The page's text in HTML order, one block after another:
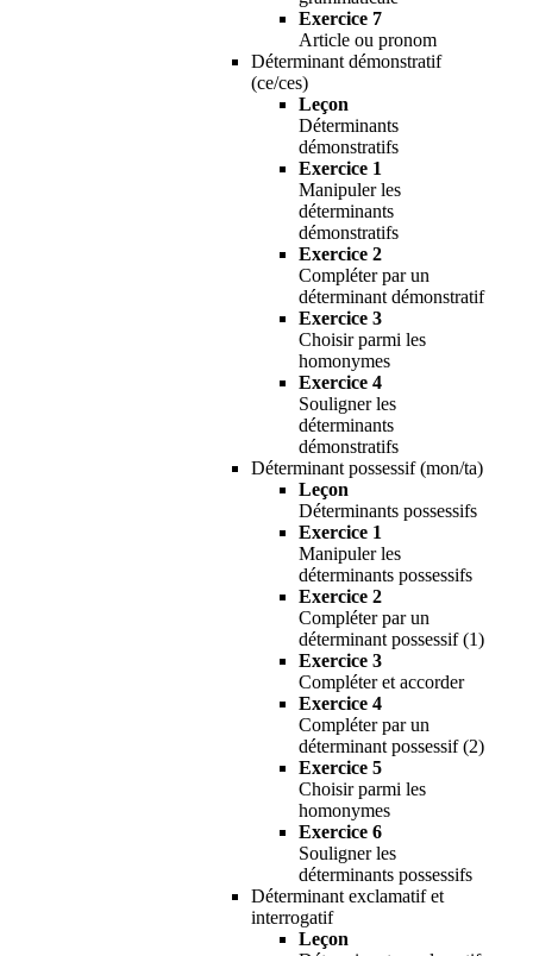
Exercice 7
Article ou pronom
Déterminant démonstratif
(ce/ces)
Leçon
Déterminants
démonstratifs
Exercice 1
Manipuler les
déterminants
démonstratifs
Exercice 2
Compléter par un
déterminant démonstratif
Exercice 3
Choisir parmi les
homonymes
Exercice 4
Souligner les
déterminants
démonstratifs
Déterminant possessif (mon/ta)
Leçon
Déterminants possessifs
Exercice 1
Manipuler les
déterminants possessifs
Exercice 2
Compléter par un
déterminant possessif (1)
Exercice 3
Compléter et accorder
Exercice 4
Compléter par un
déterminant possessif (2)
Exercice 5
Choisir parmi les
homonymes
Exercice 6
Souligner les
déterminants possessifs
Déterminant exclamatif et
interrogatif
Leçon